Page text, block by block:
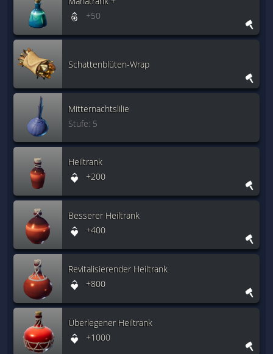
+50
Schattenblüten-Wrap
Mitternachtslilie
Stufe: 5
Heiltrank
+200
Besserer Heiltrank
+400
Revitalisierender Heiltrank
+800
Überlegener Heiltrank
+1000